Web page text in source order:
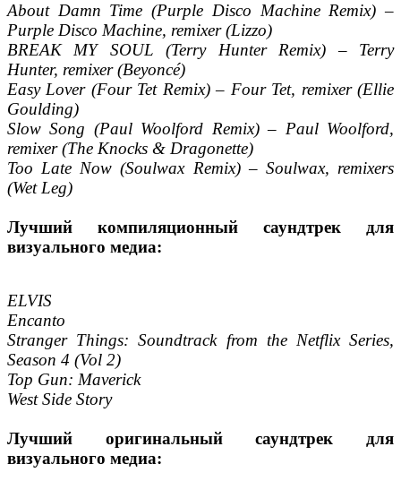
About Damn Time (Purple Disco Machine Remix) –
Purple Disco Machine, remixer (Lizzo)
BREAK MY SOUL (Terry Hunter Remix) – Terry
Hunter, remixer (Beyoncé)
Easy Lover (Four Tet Remix) – Four Tet, remixer (Ellie
Goulding)
Slow Song (Paul Woolford Remix) – Paul Woolford,
remixer (The Knocks & Dragonette)
Too Late Now (Soulwax Remix) – Soulwax, remixers
(Wet Leg)
Лучший компиляционный саундтрек для
визуального медиа:
ELVIS
Encanto
Stranger Things: Soundtrack from the Netflix Series,
Season 4 (Vol 2)
Top Gun: Maverick
West Side Story
Лучший оригинальный саундтрек для
визуального медиа: